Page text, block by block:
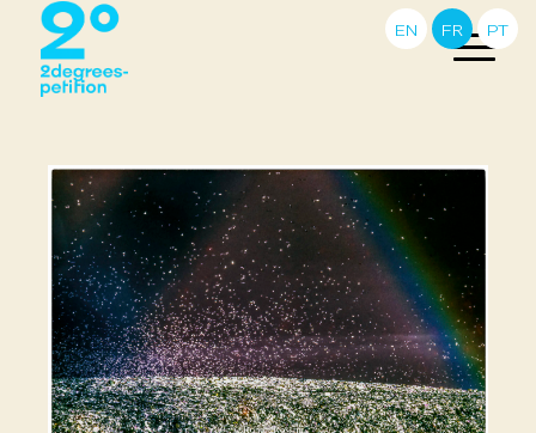
EN FR PT